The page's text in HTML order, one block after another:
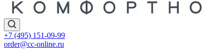
+7 (495) 151-09-99
order@cc-online.ru